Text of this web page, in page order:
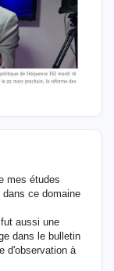
mes études
ce domaine
aussi une
dans le bulletin
d'observation à